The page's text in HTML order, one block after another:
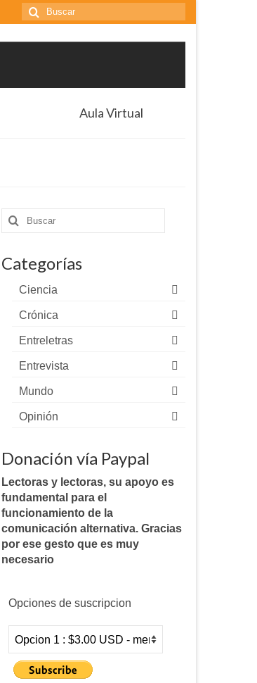
Buscar
por:
Aula Virtual
Buscar
por:
Categorías
Ciencia
Crónica
Entreletras
Entrevista
Mundo
Opinión
Donación vía Paypal
Lectoras y lectoras, su apoyo es
fundamental para el
funcionamiento de la
comunicación alternativa. Gracias
por ese gesto que es muy
necesario
Opciones de suscripcion